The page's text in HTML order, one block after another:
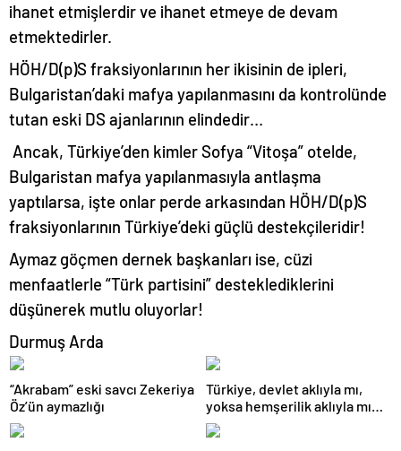
ihanet etmişlerdir ve ihanet etmeye de devam
etmektedirler.
HÖH/D(p)S fraksiyonlarının her ikisinin de ipleri,
Bulgaristan’daki mafya yapılanmasını da kontrolünde
tutan eski DS ajanlarının elindedir…
Ancak, Türkiye’den kimler Sofya “Vitoşa” otelde,
Bulgaristan mafya yapılanmasıyla antlaşma
yaptılarsa, işte onlar perde arkasından HÖH/D(p)S
fraksiyonlarının Türkiye’deki güçlü destekçileridir!
Aymaz göçmen dernek başkanları ise, cüzi
menfaatlerle “Türk partisini” desteklediklerini
düşünerek mutlu oluyorlar!
Durmuş Arda
“Akrabam” eski savcı Zekeriya
Öz’ün aymazlığı
Türkiye, devlet aklıyla mı,
yoksa hemşerilik aklıyla mı
yönetiliyor?